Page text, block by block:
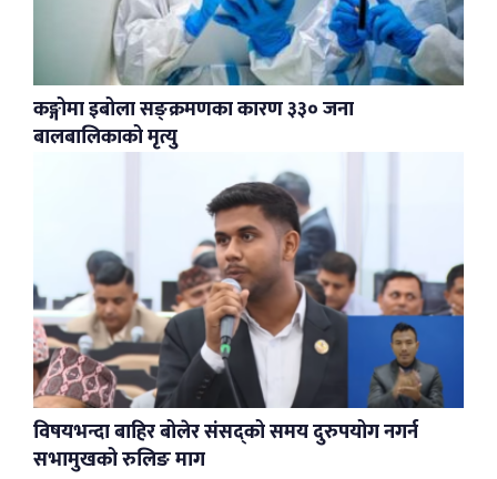
कङ्गोमा इबोला सङ्क्रमणका कारण ३३० जना
बालबालिकाको मृत्यु
विषयभन्दा बाहिर बोलेर संसद्को समय दुरुपयोग नगर्न
सभामुखको रुलिङ माग